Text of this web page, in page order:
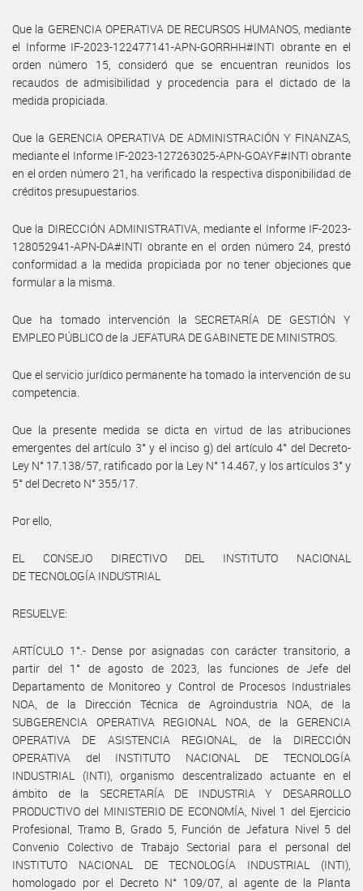
Que la GERENCIA OPERATIVA DE RECURSOS HUMANOS, mediante
el Informe IF-2023-122477141-APN-GORRHH#INTI obrante en el
orden número 15, consideró que se encuentran reunidos los
recaudos de admisibilidad y procedencia para el dictado de la
medida propiciada.
Que la GERENCIA OPERATIVA DE ADMINISTRACIÓN Y FINANZAS,
mediante el Informe IF-2023-127263025-APN-GOAYF#INTI obrante
en el orden número 21, ha verificado la respectiva disponibilidad de
créditos presupuestarios.
Que la DIRECCIÓN ADMINISTRATIVA, mediante el Informe IF-2023-
128052941-APN-DA#INTI obrante en el orden número 24, prestó
conformidad a la medida propiciada por no tener objeciones que
formular a la misma.
Que ha tomado intervención la SECRETARÍA DE GESTIÓN Y
EMPLEO PÚBLICO de la JEFATURA DE GABINETE DE MINISTROS.
Que el servicio jurídico permanente ha tomado la intervención de su
competencia.
Que la presente medida se dicta en virtud de las atribuciones
emergentes del artículo 3° y el inciso g) del artículo 4° del Decreto-
Ley N° 17.138/57, ratificado por la Ley N° 14.467, y los artículos 3° y
5° del Decreto N° 355/17.
Por ello,
EL CONSEJO DIRECTIVO DEL INSTITUTO NACIONAL
DE TECNOLOGÍA INDUSTRIAL
RESUELVE:
ARTÍCULO 1°.- Dense por asignadas con carácter transitorio, a
partir del 1° de agosto de 2023, las funciones de Jefe del
Departamento de Monitoreo y Control de Procesos Industriales
NOA, de la Dirección Técnica de Agroindustria NOA, de la
SUBGERENCIA OPERATIVA REGIONAL NOA, de la GERENCIA
OPERATIVA DE ASISTENCIA REGIONAL, de la DIRECCIÓN
OPERATIVA del INSTITUTO NACIONAL DE TECNOLOGÍA
INDUSTRIAL (INTI), organismo descentralizado actuante en el
ámbito de la SECRETARÍA DE INDUSTRIA Y DESARROLLO
PRODUCTIVO del MINISTERIO DE ECONOMÍA, Nivel 1 del Ejercicio
Profesional, Tramo B, Grado 5, Función de Jefatura Nivel 5 del
Convenio Colectivo de Trabajo Sectorial para el personal del
INSTITUTO NACIONAL DE TECNOLOGÍA INDUSTRIAL (INTI),
homologado por el Decreto N° 109/07, al agente de la Planta